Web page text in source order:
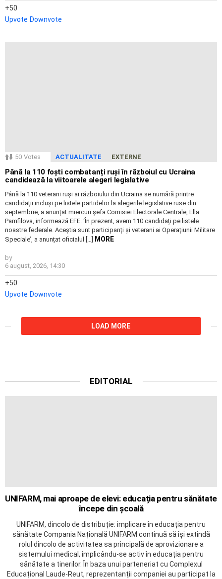
50
Upvote Downvote
50 Votes ACTUALITATE EXTERNE
Până la 110 foști combatanți ruși în războiul cu Ucraina
candidează la viitoarele alegeri legislative
Până la 110 veterani ruși ai războiului din Ucraina se numără printre
candidații incluși pe listele partidelor la alegerile legislative ruse din
septembrie, a anunțat miercuri șefa Comisiei Electorale Centrale, Ella
Pamfilova, informează EFE. ‘În prezent, avem 110 candidați pe listele
noastre federale. Aceștia sunt participanți și veterani ai Operațiunii Militare
Speciale’, a anunțat oficialul […]
MORE
by
6 august, 2026, 14:30
50
Upvote Downvote
LOAD MORE
EDITORIAL
UNIFARM, mai aproape de elevi: educația pentru sănătate
începe din școală
UNIFARM, dincolo de distribuție: implicare în educația pentru
sănătate Compania Națională UNIFARM continuă să își extindă
rolul dincolo de activitatea sa principală de aprovizionare a
sistemului medical, implicându-se activ în educația pentru
sănătate a tinerilor. În baza unui parteneriat cu Complexul
Educațional Laude-Reut, reprezentanții companiei au participat la